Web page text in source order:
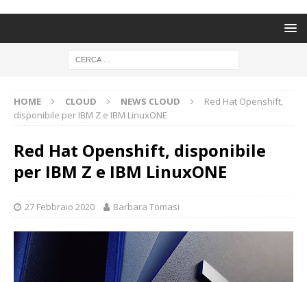
HOME CLOUD NEWS CLOUD
Red Hat Openshift,
disponibile per IBM Z e IBM LinuxONE
Red Hat Openshift, disponibile
per IBM Z e IBM LinuxONE
27 Febbraio 2020 Barbara Tomasi